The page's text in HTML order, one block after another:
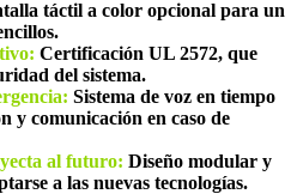
táctil a color opcional para un
Certificación UL 2572, que
del sistema.
Sistema de voz en tiempo
y comunicación en caso de
al futuro: Diseño modular y
a las nuevas tecnologías.